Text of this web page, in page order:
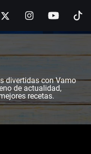
divertidas con Vamo
de actualidad,
recetas.